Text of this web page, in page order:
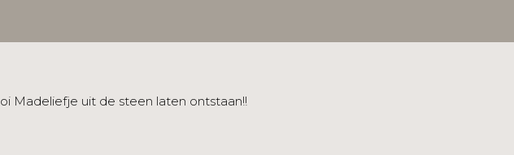
Madeliefje uit de steen laten ontstaan!!